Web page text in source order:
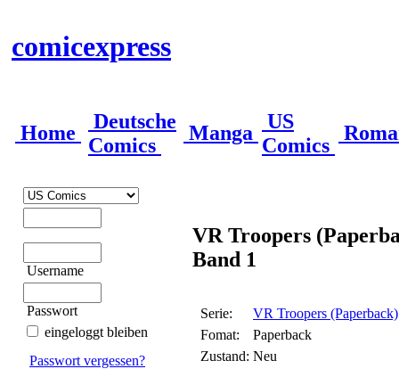
comicexpress
Home
Deutsche
Comics
Manga
US
Comics
Username
Passwort
eingeloggt bleiben
Passwort vergessen?
VR Troopers
Band 1
Serie:
VR Troopers (Paperback)
Fomat:
Paperback
Zustand: Neu